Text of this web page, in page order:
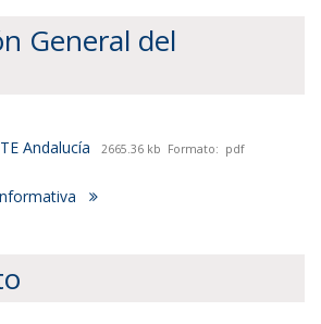
General del
Andalucía 2665.36 kb Formato: pdf